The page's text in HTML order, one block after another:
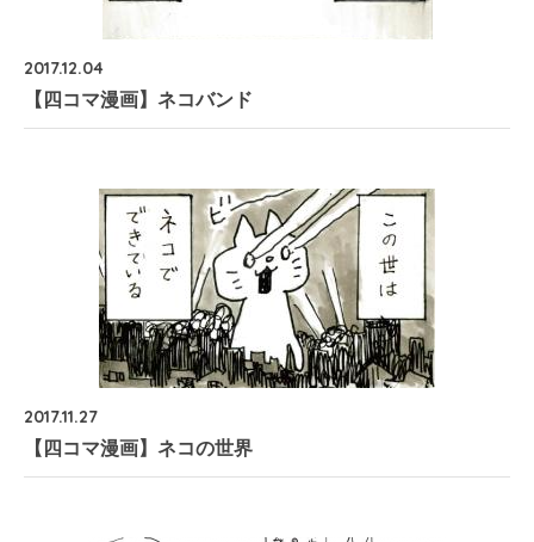
2017.12.04
【四コマ漫画】ネコバンド
2017.11.27
【四コマ漫画】ネコの世界